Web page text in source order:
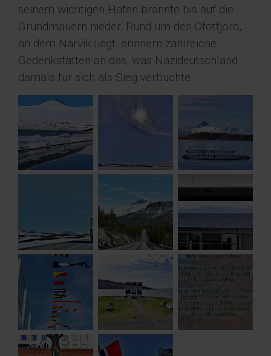
seinem wichtigen Hafen brannte bis auf die
Grundmauern nieder. Rund um den Ofotfjord,
an dem Narvik liegt, erinnern zahlreiche
Gedenkstätten an das, was Nazideutschland
damals für sich als Sieg verbuchte.